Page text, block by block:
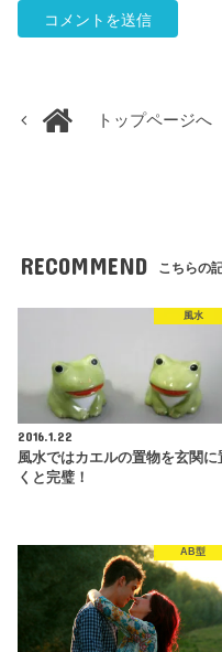
トップページへ
RECOMMEND こちらの
風水
2016.1.22
風水ではカエルの置物を玄関に
くと完璧！
AB型